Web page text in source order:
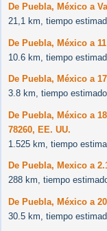
De Puebla, México a
21,1 km, tiempo
De Puebla, México a
10.6 km, tiempo
De Puebla, México a
3.8 km, tiempo
De Puebla, México a
78260, EE. UU.
1.525 km, tiempo
De Puebla, Mexico a
288 km, tiempo
De Puebla, México a
30.5 km, tiempo